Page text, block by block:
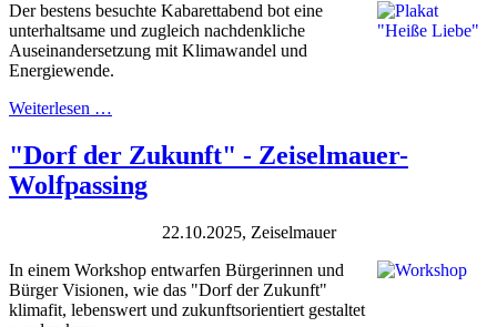
Der bestens besuchte Kabarettabend bot eine
unterhaltsame und zugleich nachdenkliche
Auseinandersetzung mit Klimawandel und
Energiewende.
Weiterlesen …
"Dorf der Zukunft" - Zeiselmauer-
Wolfpassing
22.10.2025, Zeiselmauer
In einem Workshop entwarfen Bürgerinnen und
Bürger Visionen, wie das "Dorf der Zukunft"
klimafit, lebenswert und zukunftsorientiert gestaltet